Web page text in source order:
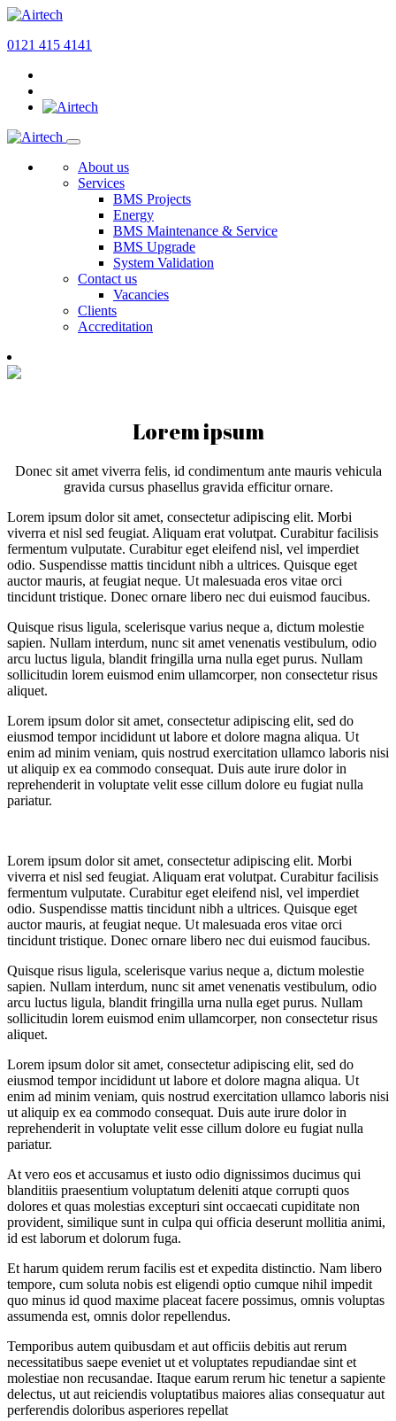
0121 415 4141
About us
Services
BMS Projects
Energy
BMS Maintenance & Service
BMS Upgrade
System Validation
Contact us
Vacancies
Clients
Accreditation
Lorem ipsum
Donec sit amet viverra felis, id condimentum ante mauris vehicula
gravida cursus phasellus gravida efficitur ornare.
Lorem ipsum dolor sit amet, consectetur adipiscing elit. Morbi
viverra et nisl sed feugiat. Aliquam erat volutpat. Curabitur facilisis
fermentum vulputate. Curabitur eget eleifend nisl, vel imperdiet
odio. Suspendisse mattis tincidunt nibh a ultrices. Quisque eget
auctor mauris, at feugiat neque. Ut malesuada eros vitae orci
tincidunt tristique. Donec ornare libero nec dui euismod faucibus.
Quisque risus ligula, scelerisque varius neque a, dictum molestie
sapien. Nullam interdum, nunc sit amet venenatis vestibulum, odio
arcu luctus ligula, blandit fringilla urna nulla eget purus. Nullam
sollicitudin lorem euismod enim ullamcorper, non consectetur risus
aliquet.
Lorem ipsum dolor sit amet, consectetur adipiscing elit, sed do
eiusmod tempor incididunt ut labore et dolore magna aliqua. Ut
enim ad minim veniam, quis nostrud exercitation ullamco laboris nisi
ut aliquip ex ea commodo consequat. Duis aute irure dolor in
reprehenderit in voluptate velit esse cillum dolore eu fugiat nulla
pariatur.
Lorem ipsum dolor sit amet, consectetur adipiscing elit. Morbi
viverra et nisl sed feugiat. Aliquam erat volutpat. Curabitur facilisis
fermentum vulputate. Curabitur eget eleifend nisl, vel imperdiet
odio. Suspendisse mattis tincidunt nibh a ultrices. Quisque eget
auctor mauris, at feugiat neque. Ut malesuada eros vitae orci
tincidunt tristique. Donec ornare libero nec dui euismod faucibus.
Quisque risus ligula, scelerisque varius neque a, dictum molestie
sapien. Nullam interdum, nunc sit amet venenatis vestibulum, odio
arcu luctus ligula, blandit fringilla urna nulla eget purus. Nullam
sollicitudin lorem euismod enim ullamcorper, non consectetur risus
aliquet.
Lorem ipsum dolor sit amet, consectetur adipiscing elit, sed do
eiusmod tempor incididunt ut labore et dolore magna aliqua. Ut
enim ad minim veniam, quis nostrud exercitation ullamco laboris nisi
ut aliquip ex ea commodo consequat. Duis aute irure dolor in
reprehenderit in voluptate velit esse cillum dolore eu fugiat nulla
pariatur.
At vero eos et accusamus et iusto odio dignissimos ducimus qui
blanditiis praesentium voluptatum deleniti atque corrupti quos
dolores et quas molestias excepturi sint occaecati cupiditate non
provident, similique sunt in culpa qui officia deserunt mollitia animi,
id est laborum et dolorum fuga.
Et harum quidem rerum facilis est et expedita distinctio. Nam libero
tempore, cum soluta nobis est eligendi optio cumque nihil impedit
quo minus id quod maxime placeat facere possimus, omnis voluptas
assumenda est, omnis dolor repellendus.
Temporibus autem quibusdam et aut officiis debitis aut rerum
necessitatibus saepe eveniet ut et voluptates repudiandae sint et
molestiae non recusandae. Itaque earum rerum hic tenetur a sapiente
delectus, ut aut reiciendis voluptatibus maiores alias consequatur aut
perferendis doloribus asperiores repellat